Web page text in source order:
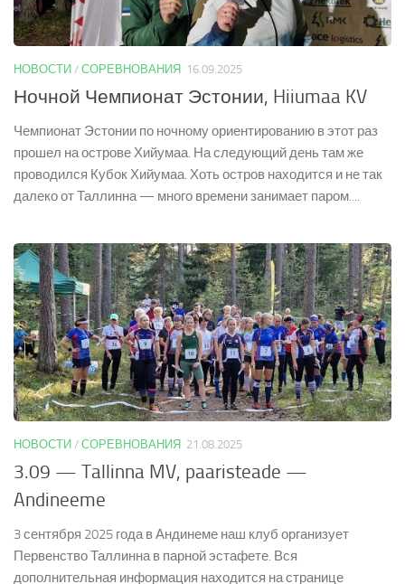
НОВОСТИ / СОРЕВНОВАНИЯ 16.09.2025
Ночной Чемпионат Эстонии, Hiiumaa KV
Чемпионат Эстонии по ночному ориентированию в этот раз
прошел на острове Хийумаа. На следующий день там же
проводился Кубок Хийумаа. Хоть остров находится и не так
далеко от Таллинна — много времени занимает паром....
НОВОСТИ / СОРЕВНОВАНИЯ 21.08.2025
3.09 — Tallinna MV, paaristeade —
Andineeme
3 сентября 2025 года в Андинеме наш клуб организует
Первенство Таллинна в парной эстафете. Вся
дополнительная информация находится на странице